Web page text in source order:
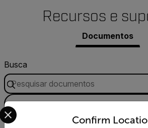
Recursos e
Documentos
Busca
Confirm
Select your preferred country and